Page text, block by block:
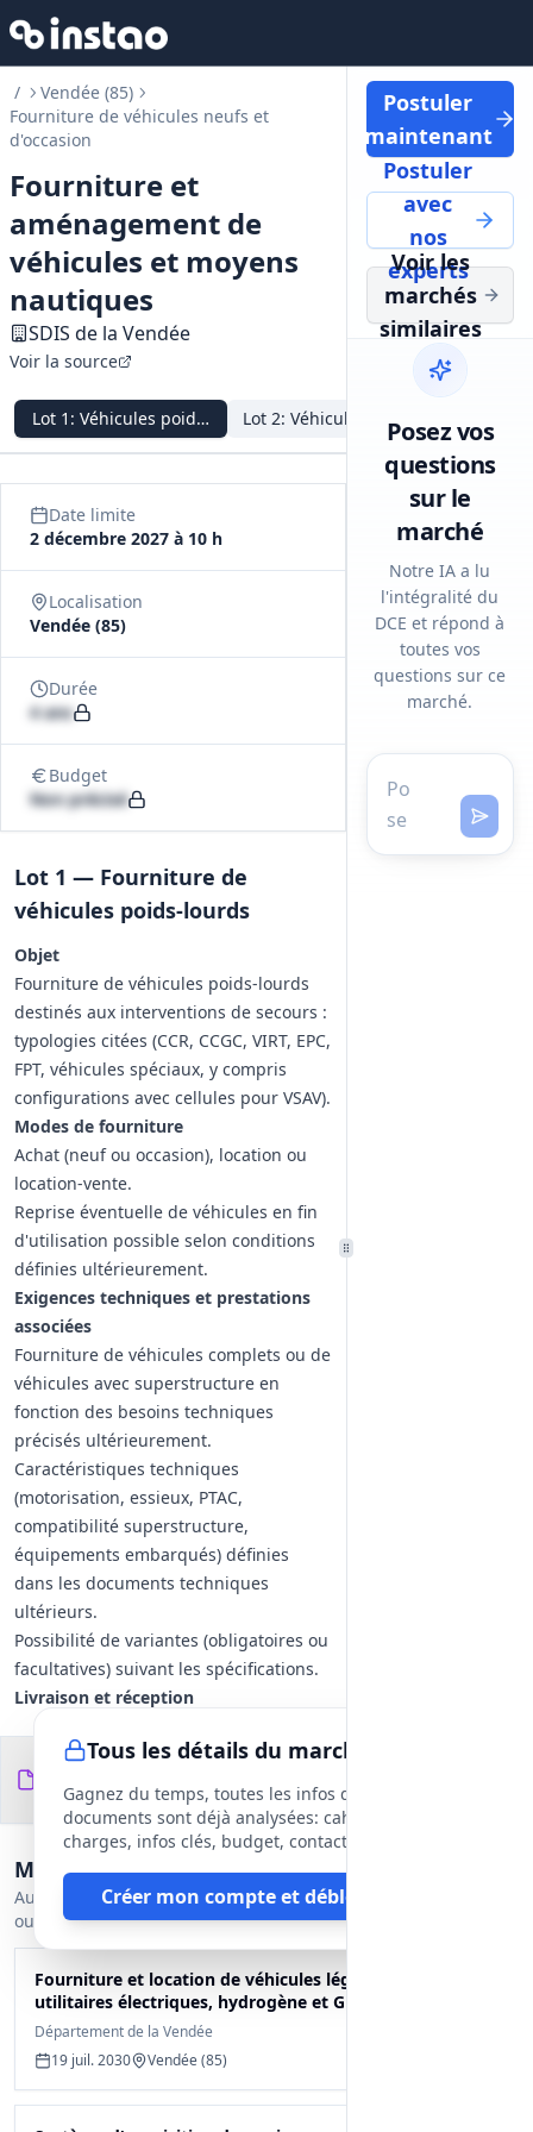
/
Vendée (85)
Fourniture de véhicules neufs et
d'occasion
Fourniture et
aménagement de
véhicules et moyens
nautiques
SDIS de la Vendée
Voir la source
Lot 1 : Véhicules poids‑lourds
Lot 2: Véhicules légers et utilitaires
Date limite
2 décembre 2027 à 10 h
Localisation
Vendée (85)
Durée
4 ans
Budget
Non précisé
Lot 1 — Fourniture de
véhicules poids‑lourds
Objet
Fourniture de véhicules poids‑lourds
destinés aux interventions de secours :
typologies citées (CCR, CCGC, VIRT, EPC,
FPT, véhicules spéciaux, y compris
configurations avec cellules pour VSAV).
Modes de fourniture
Achat (neuf ou occasion), location ou
location‑vente.
Reprise éventuelle de véhicules en fin
d'utilisation possible selon conditions
définies ultérieurement.
Exigences techniques et prestations
associées
Fourniture de véhicules complets ou de
véhicules avec superstructure en
fonction des besoins techniques
précisés ultérieurement.
Caractéristiques techniques
(motorisation, essieux, PTAC,
compatibilité superstructure,
équipements embarqués) définies
dans les documents techniques
ultérieurs.
Possibilité de variantes (obligatoires ou
facultatives) suivant les spécifications.
Livraison et réception
réception à définir dans les documents
techniques ultérieurs.
Contraintes particulières
Véhicules électriques exclus du
périmètre de ce lot.
Candidature ouverte aux opérateurs
préalablement référencés dans le
système d'acquisition dynamique ; les
consultations ultérieures préciseront
les exigences de conformité et
d'assurance.
Tous les détails du marché
Gagnez du temps, toutes les infos des
documents sont déjà analysées: cahier des
charges, infos clés, budget, contact, etc
Créer mon compte et débloquer
Documents du
DCE
fichiers
Marchés similaires
Autres appels d'offres proches encore
ouverts.
Fourniture et location de véhicules légers et
utilitaires électriques, hydrogène et GNV
Département de la Vendée
19 juil. 2030
Vendée (85)
Postuler
maintenant
Postuler
avec
nos
experts
Voir les
marchés
similaires
Posez vos
questions
sur le
marché
Notre IA a lu
l'intégralité du
DCE et répond à
toutes vos
questions sur ce
marché.